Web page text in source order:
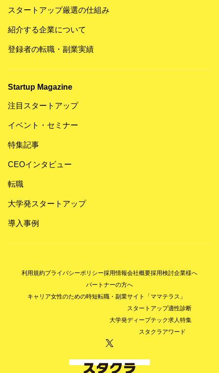
スタートアップ厳選の仕組み
紹介する企業について
登録者の転職・副業実績
Startup Magazine
注目スタートアップ
イベント・セミナー
特集記事
CEOインタビュー
転職
大学発スタートアップ
導入事例
利用規約プライバシーポリシー採用情報会社概要採用検討企業様へ
パートナーの方へ
キャリア女性のための時短転職・副業サイト「ママテラス」
スタートアップ適性診断
大学発ディープテック求人特集
スタクラアワード